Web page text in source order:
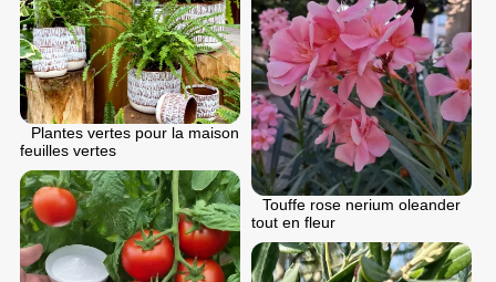
Plantes vertes pour la maison
feuilles vertes
Touffe rose nerium oleander
tout en fleur